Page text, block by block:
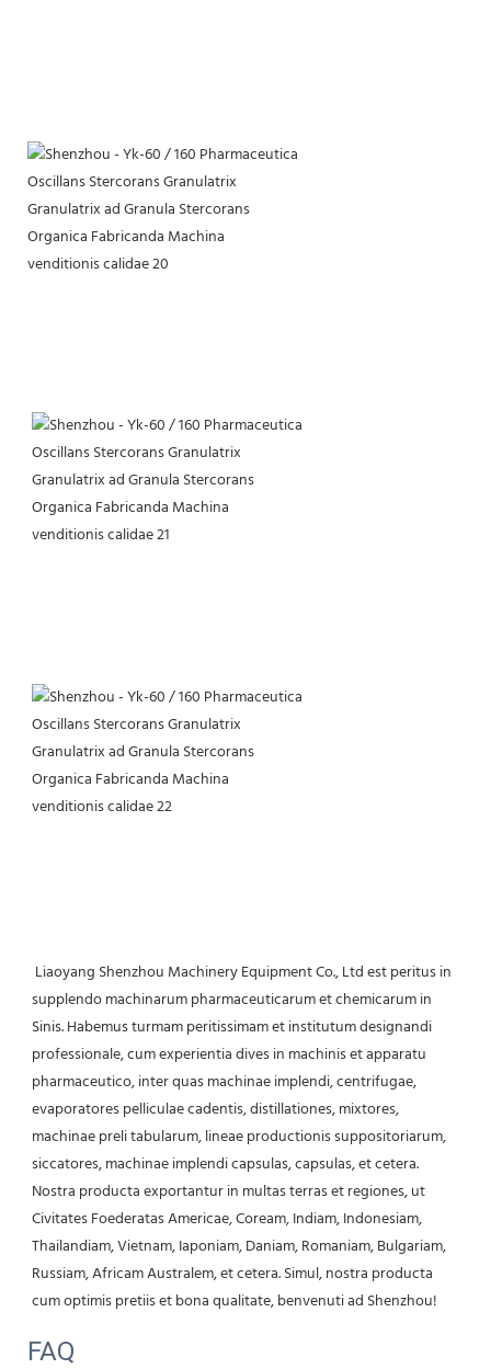
supplendo machinarum pharmaceuticarum et chemicarum in
Sinis. Habemus turmam peritissimam et institutum designandi
professionale, cum experientia dives in machinis et apparatu
pharmaceutico, inter quas machinae implendi, centrifugae,
evaporatores pelliculae cadentis, distillationes, mixtores,
machinae preli tabularum, lineae productionis suppositoriarum,
siccatores, machinae implendi capsulas, capsulas, et cetera.
Nostra producta exportantur in multas terras et regiones, ut
Civitates Foederatas Americae, Coream, Indiam, Indonesiam,
Thailandiam, Vietnam, Iaponiam, Daniam, Romaniam, Bulgariam,
Russiam, Africam Australem, et cetera. Simul, nostra producta
cum optimis pretiis et bona qualitate, benvenuti ad Shenzhou!
FAQ